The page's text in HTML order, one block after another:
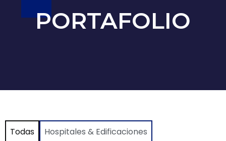
PORTAFOLIO
Hospitales & Edificaciones
Todas